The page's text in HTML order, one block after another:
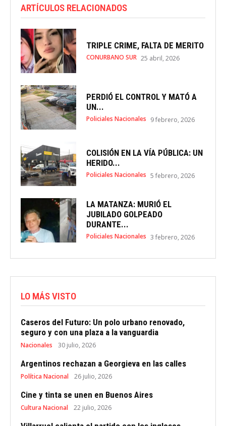
ARTÍCULOS RELACIONADOS
TRIPLE CRIME, FALTA DE MERITO
CONURBANO SUR 25 abril, 2026
PERDIÓ EL CONTROL Y MATÓ A
UN...
Policiales Nacionales 9 febrero, 2026
COLISIÓN EN LA VÍA PÚBLICA: UN
HERIDO...
Policiales Nacionales 5 febrero, 2026
LA MATANZA: MURIÓ EL
JUBILADO GOLPEADO
DURANTE...
Policiales Nacionales 3 febrero, 2026
LO MÁS VISTO
Caseros del Futuro: Un polo urbano renovado,
seguro y con una plaza a la vanguardia
Nacionales 30 julio, 2026
Argentinos rechazan a Georgieva en las calles
Política Nacional 26 julio, 2026
Cine y tinta se unen en Buenos Aires
Cultura Nacional 22 julio, 2026